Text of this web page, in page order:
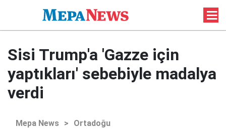
Sisi Trump'a 'Gazze için
yaptıkları' sebebiyle madalya
verdi
Mepa News > Ortadoğu